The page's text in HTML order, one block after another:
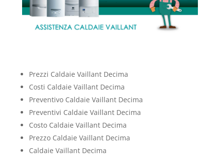
Prezzi Caldaie Vaillant Decima
Costi Caldaie Vaillant Decima
Preventivo Caldaie Vaillant Decima
Preventivi Caldaie Vaillant Decima
Costo Caldaie Vaillant Decima
Prezzo Caldaie Vaillant Decima
Caldaie Vaillant Decima